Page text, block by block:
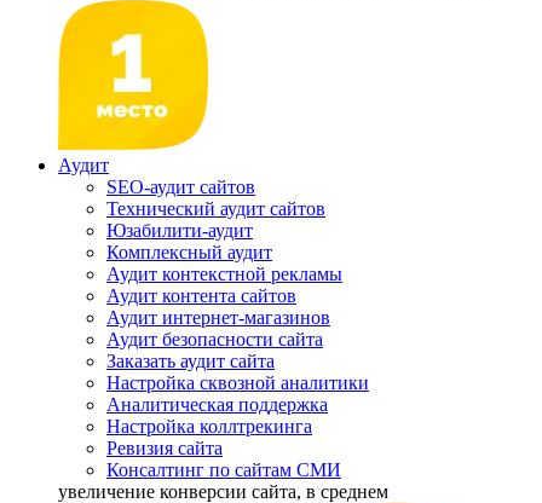
Аудит
SEO-аудит сайтов
Технический аудит сайтов
Юзабилити-аудит
Комплексный аудит
Аудит контекстной рекламы
Аудит контента сайтов
Аудит интернет-магазинов
Аудит безопасности сайта
Заказать аудит сайта
Настройка сквозной аналитики
Аналитическая поддержка
Настройка коллтрекинга
Ревизия сайта
Консалтинг по сайтам СМИ
увеличение конверсии сайта, в среднем